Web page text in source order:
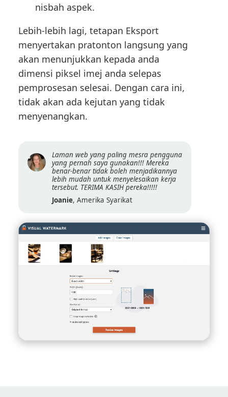
nisbah aspek.
Lebih-lebih lagi, tetapan Eksport
menyertakan pratonton langsung yang
akan menunjukkan kepada anda
dimensi piksel imej anda selepas
pemprosesan selesai. Dengan cara ini,
tidak akan ada kejutan yang tidak
menyenangkan.
Laman web yang paling mesra pengguna
yang pernah saya gunakan!!! Mereka
benar-benar tidak boleh menjadikannya
lebih mudah untuk menyelesaikan kerja
tersebut. TERIMA KASIH pereka!!!!!
Joanie, Amerika Syarikat